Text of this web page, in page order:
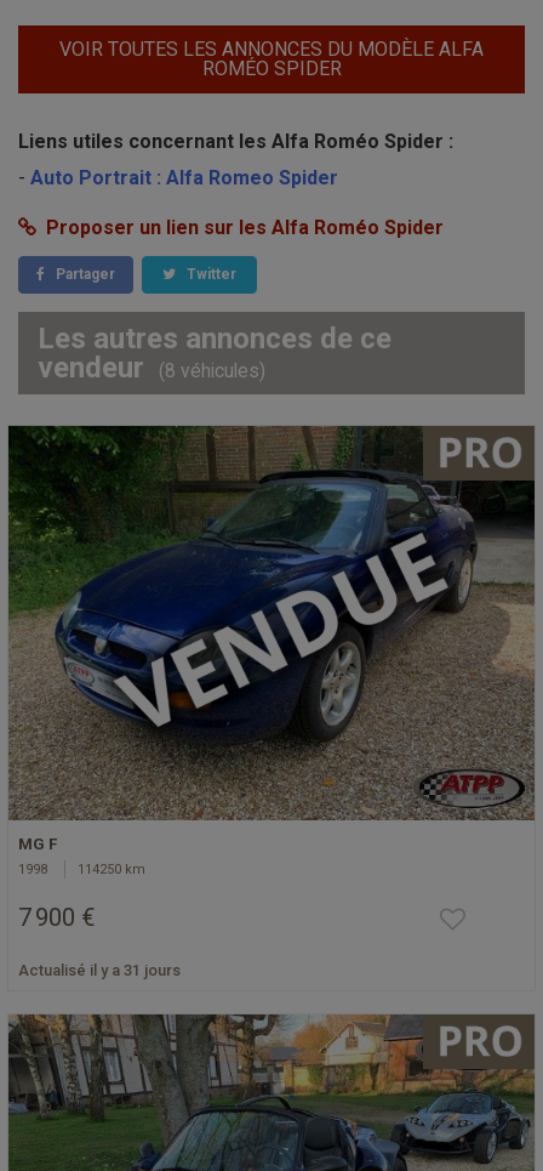
VOIR TOUTES LES ANNONCES DU MODÈLE ALFA
ROMÉO SPIDER
Liens utiles concernant les Alfa Roméo Spider :
- Auto Portrait : Alfa Romeo Spider
Proposer un lien sur les Alfa Roméo Spider
Partager Twitter
Les autres annonces de ce
vendeur
(8 véhicules)
MG F
1998 114250 km
7 900 €
Actualisé il y a 31 jours